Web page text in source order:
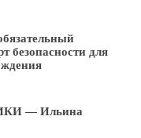
безопасности для
— Ильина